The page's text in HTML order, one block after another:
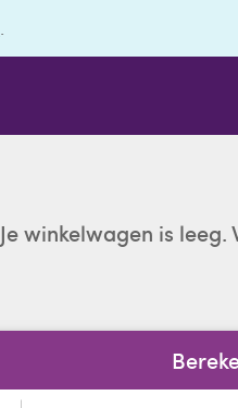
Je winkelwagen is